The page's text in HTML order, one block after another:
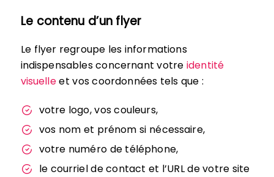
Le contenu d’un flyer
Le flyer regroupe les informations
indispensables concernant votre identité
visuelleet vos coordonnées tels que :
votre logo, vos couleurs,
vos nom et prénom si nécessaire,
votre numéro de téléphone,
le courriel de contact et l’URL de votre site